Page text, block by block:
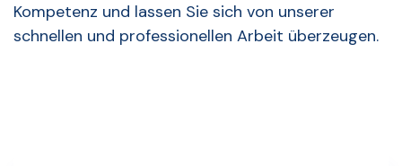
Kompetenz und lassen Sie sich von unserer
schnellen und professionellen Arbeit überzeugen.